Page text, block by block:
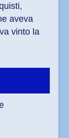
aveva
vinto la